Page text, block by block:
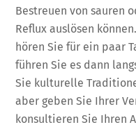
Bestreuen von sauren
Reflux auslösen
hören Sie für ein paar
führen Sie es dann
Sie kulturelle
aber geben Sie Ihrer
konsultieren Sie Ihren